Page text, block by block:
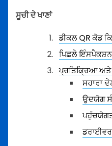
ਸੂਚੀ ਦੇ ਖਾਣਾਂ
ਡੀਕਲ QR ਕੋਡ
ਪਿਛਲੇ ਇੰਸਪੈਕਸ਼ਨ
ਪ੍ਰਤਿਕ੍ਰਿਆ ਅਤੇ
ਸਹਾਰਾ
ਉਦਯੋਗ